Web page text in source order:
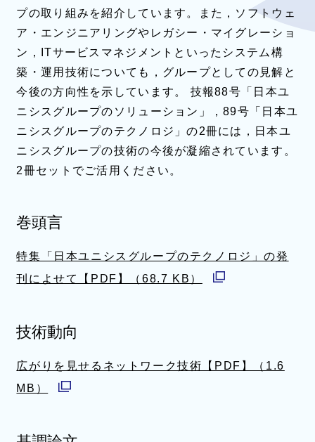
プの取り組みを紹介しています。また，ソフトウェ
ア・エンジニアリングやレガシー・マイグレーショ
ン，ITサービスマネジメントといったシステム構
築・運用技術についても，グループとしての見解と
今後の方向性を示しています。 技報88号「日本ユ
ニシスグループのソリューション」，89号「日本ユ
ニシスグループのテクノロジ」の2冊には，日本ユ
ニシスグループの技術の今後が凝縮されています。
2冊セットでご活用ください。
巻頭言
特集「日本ユニシスグループのテクノロジ」の発
刊によせて【PDF】（68.7 KB）
ン
技術動向
広がりを見せるネットワーク技術【PDF】（1.6
MB）